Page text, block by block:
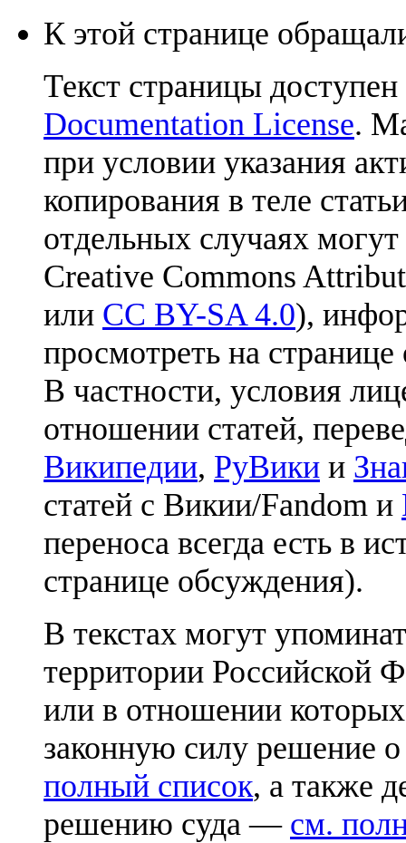
К этой странице
Текст страницы
Documentation License.
при условии указания
копирования в теле
отдельных случаях
Creative Commons
или CC BY-SA 4.0),
просмотреть на
В частности, условия
отношении статей,
Википедии, РуВики и
статей с Викии/Fandom и
переноса всегда есть в
странице обсуждения).
В текстах могут
территории Российской
или в отношении
законную силу решение
полный список, а также
решению суда — см.